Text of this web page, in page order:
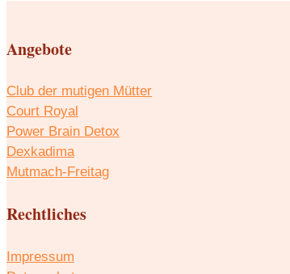
Angebote
Club der mutigen Mütter
Court Royal
Power Brain Detox
Dexkadima
Mutmach-Freitag
Rechtliches
Impressum